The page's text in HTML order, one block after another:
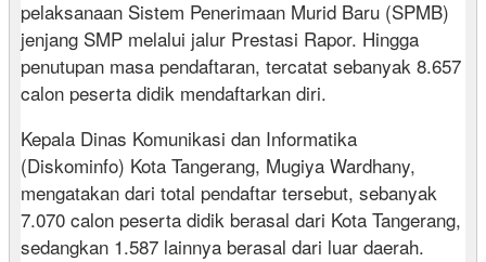
pelaksanaan Sistem Penerimaan Murid Baru (SPMB)
jenjang SMP melalui jalur Prestasi Rapor. Hingga
penutupan masa pendaftaran, tercatat sebanyak 8.657
calon peserta didik mendaftarkan diri.
Kepala Dinas Komunikasi dan Informatika
(Diskominfo) Kota Tangerang, Mugiya Wardhany,
mengatakan dari total pendaftar tersebut, sebanyak
7.070 calon peserta didik berasal dari Kota Tangerang,
sedangkan 1.587 lainnya berasal dari luar daerah.